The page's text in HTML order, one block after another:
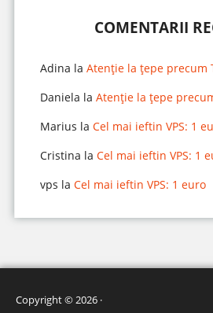
COMENTARII
Adina la Atenție la țepe precum
Daniela la Atenție la țepe
Marius la Cel mai ieftin VPS: 1
Cristina la Cel mai ieftin VPS: 1
vps la Cel mai ieftin VPS: 1 euro
Copyright © 2026 ·